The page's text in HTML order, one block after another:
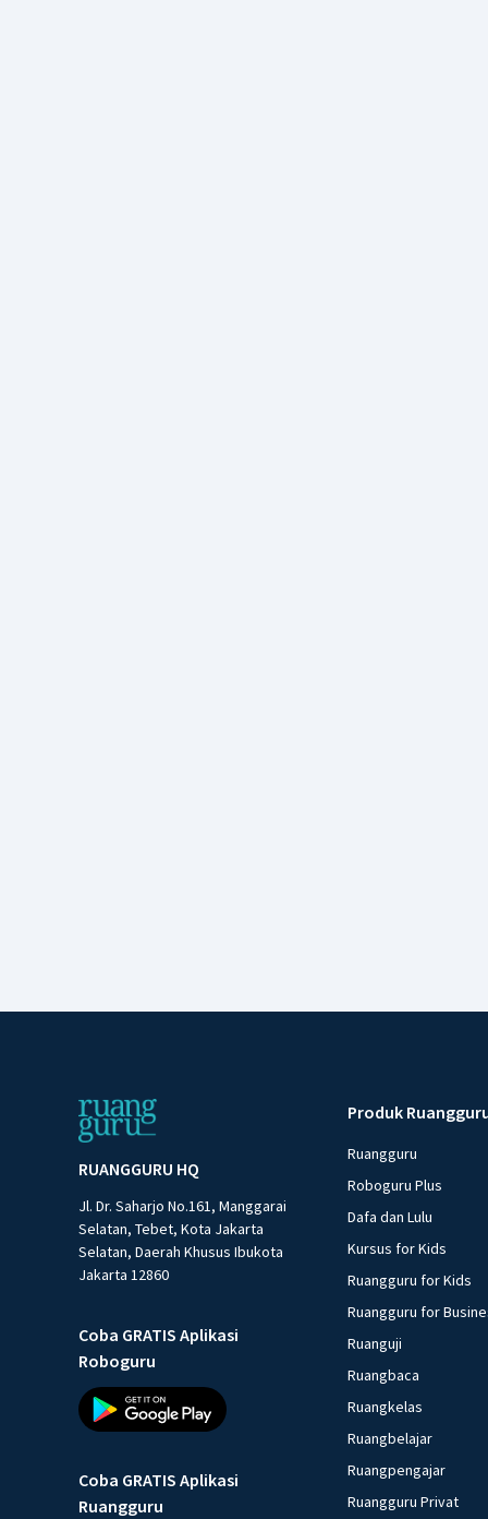
RUANGGURU HQ
Jl. Dr. Saharjo No.161, Manggarai
Selatan, Tebet, Kota Jakarta
Selatan, Daerah Khusus Ibukota
Jakarta 12860
Coba GRATIS Aplikasi
Roboguru
Coba GRATIS Aplikasi
Ruangguru
Produk
Ruangguru
Roboguru Plus
Dafa dan Lulu
Kursus for Kids
Ruangguru for Kids
Ruangguru for
Ruanguji
Ruangbaca
Ruangkelas
Ruangbelajar
Ruangpengajar
Ruangguru Privat